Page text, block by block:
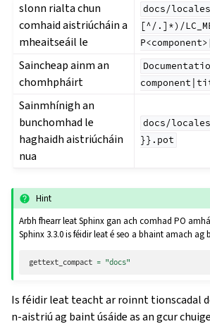
slonn rialta chun
comhaid aistriúcháin a
mheaitseáil le
docs/
[^/.]*)/
Saincheap ainm an
chomhpháirt
Sainmhínigh an
bunchomhad le
haghaidh aistriúcháin
nua
docs/
}}.pot
Hint
Arbh fhearr leat Sphinx gan ach comhad PO
Sphinx 3.3.0 is féidir leat é seo a bhaint amach ag
gettext_compact = "docs"
Is féidir leat teacht ar roinnt tionscadal
n-aistriú ag baint úsáide as an gcur